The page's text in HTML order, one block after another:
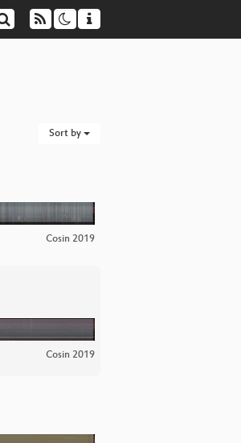
Sort by
Cosin 2019
Cosin 2019